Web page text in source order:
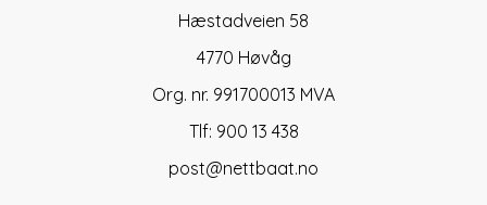
Hæstadveien 58
4770 Høvåg
Org. nr. 991700013 MVA
Tlf: 900 13 438
post@nettbaat.no